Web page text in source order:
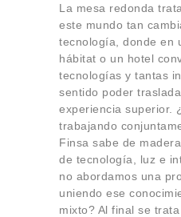
La mesa redonda
este mundo tan
tecnología, donde en
hábitat o un hotel
tecnologías y tantas
sentido poder
experiencia superior.
trabajando
Finsa sabe de
de tecnología, luz e
no abordamos una
uniendo ese
mixto? Al final se